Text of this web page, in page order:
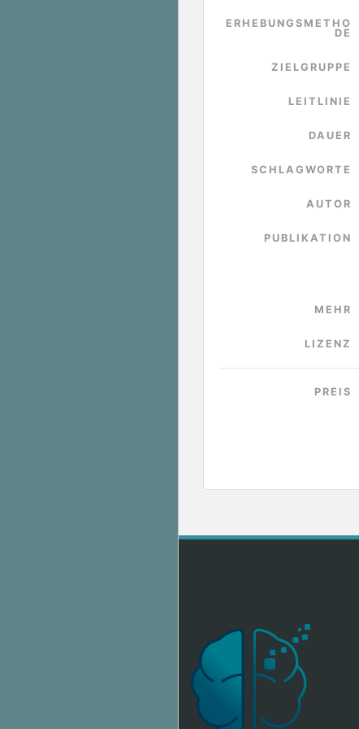
ERHEBUNGSMETHO
DE
ZIELGRUPPE
LEITLINIE
DAUER
SCHLAGWORTE
AUTOR
PUBLIKATION
MEHR
LIZENZ
PREIS